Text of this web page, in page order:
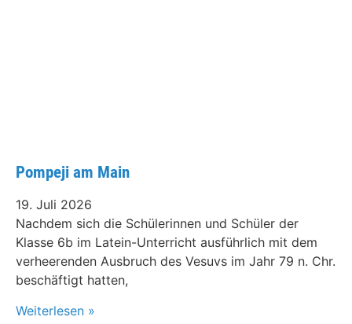
Pompeji am Main
19. Juli 2026
Nachdem sich die Schülerinnen und Schüler der
Klasse 6b im Latein-Unterricht ausführlich mit dem
verheerenden Ausbruch des Vesuvs im Jahr 79 n. Chr.
beschäftigt hatten,
Weiterlesen »